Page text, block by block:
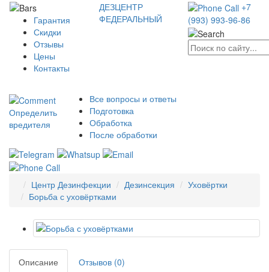
Гарантия
Скидки
Отзывы
Цены
Контакты
ДЕЗЦЕНТР
ФЕДЕРАЛЬНЫЙ
+7
(993) 993-96-86
Определить
вредителя
Все вопросы и ответы
Подготовка
Обработка
После обработки
Центр Дезинфекции Дезинсекция
Уховёртки
Борьба с уховёртками
Описание
Отзывов (0)